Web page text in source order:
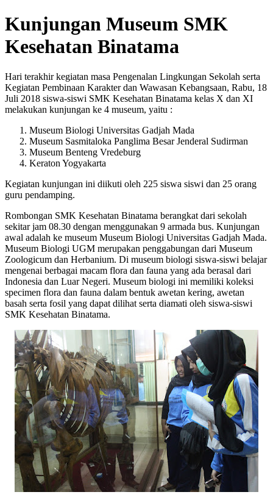
Kunjungan Museum SMK
Kesehatan Binatama
Hari terakhir kegiatan masa Pengenalan Lingkungan Sekolah serta
Kegiatan Pembinaan Karakter dan Wawasan Kebangsaan, Rabu, 18
Juli 2018 siswa-siswi SMK Kesehatan Binatama kelas X dan XI
melakukan kunjungan ke 4 museum, yaitu :
Museum Biologi Universitas Gadjah Mada
Museum Sasmitaloka Panglima Besar Jenderal Sudirman
Museum Benteng Vredeburg
Keraton Yogyakarta
Kegiatan kunjungan ini diikuti oleh 225 siswa siswi dan 25 orang
guru pendamping.
Rombongan SMK Kesehatan Binatama berangkat dari sekolah
sekitar jam 08.30 dengan menggunakan 9 armada bus. Kunjungan
awal adalah ke museum Museum Biologi Universitas Gadjah Mada.
Museum Biologi UGM merupakan penggabungan dari Museum
Zoologicum dan Herbanium. Di museum biologi siswa-siswi belajar
mengenai berbagai macam flora dan fauna yang ada berasal dari
Indonesia dan Luar Negeri. Museum biologi ini memiliki koleksi
specimen flora dan fauna dalam bentuk awetan kering, awetan
basah serta fosil yang dapat dilihat serta diamati oleh siswa-siswi
SMK Kesehatan Binatama.